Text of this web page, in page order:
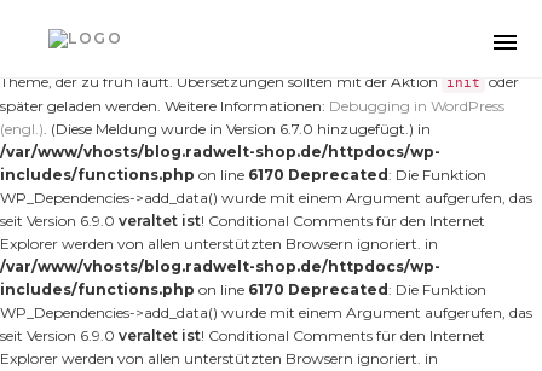
aufgerufen. Das Laden der Übersetzung für die Domain
wurde
Theme, der zu früh läuft. Übersetzungen sollten mit der Aktion
init
oder
später geladen werden. Weitere Informationen: Debugging in WordPress
(engl.). (Diese Meldung wurde in Version 6.7.0 hinzugefügt.) in
/var/www/vhosts/blog.radwelt-shop.de/httpdocs/wp-
includes/functions.php on line 6170 Deprecated : Die Funktion
WP_Dependencies->add_data() wurde mit einem Argument aufgerufen, das
seit Version 6.9.0 veraltet ist! Conditional Comments für den Internet
Explorer werden von allen unterstützten Browsern ignoriert. in
/var/www/vhosts/blog.radwelt-shop.de/httpdocs/wp-
includes/functions.php on line 6170 Deprecated : Die Funktion
WP_Dependencies->add_data() wurde mit einem Argument aufgerufen, das
seit Version 6.9.0 veraltet ist! Conditional Comments für den Internet
Explorer werden von allen unterstützten Browsern ignoriert. in